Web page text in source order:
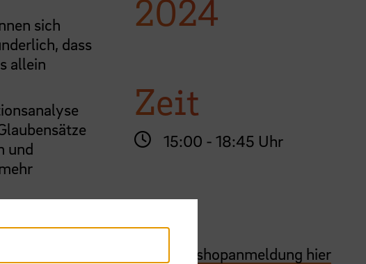
sich
dass
allein
und
2024
Zeit
15:00 - 18:45 Uhr
Ort
Workshopanmeldung hier